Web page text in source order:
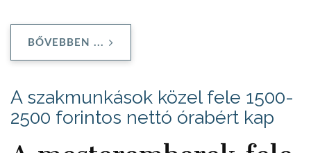
BŐVEBBEN ...
A szakmunkások közel fele 1500-
2500 forintos nettó órabért kap